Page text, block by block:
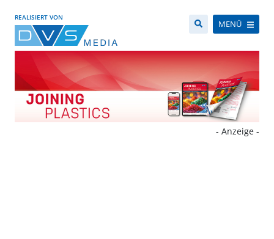
REALISIERT VON
MENÜ
- Anzeige -